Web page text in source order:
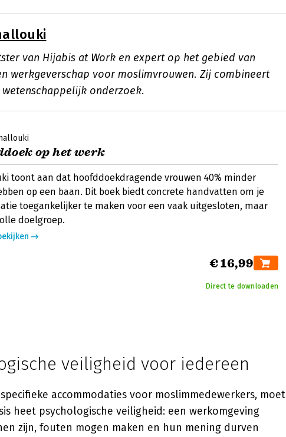
van Hijabis at Work en expert op het gebied van
werkgeverschap voor moslimvrouwen. Zij combineert
onderzoek.
op het werk
toont aan dat hoofddoekdragende vrouwen 40% minder
op een baan. Dit boek biedt concrete handvatten om je
toegankelijker te maken voor een vaak uitgesloten, maar
doelgroep.
€ 16,99
Direct te downloaden
veiligheid voor iedereen
accommodaties voor moslimmedewerkers, moet
heet psychologische veiligheid: een werkomgeving
zijn, fouten mogen maken en hun mening durven